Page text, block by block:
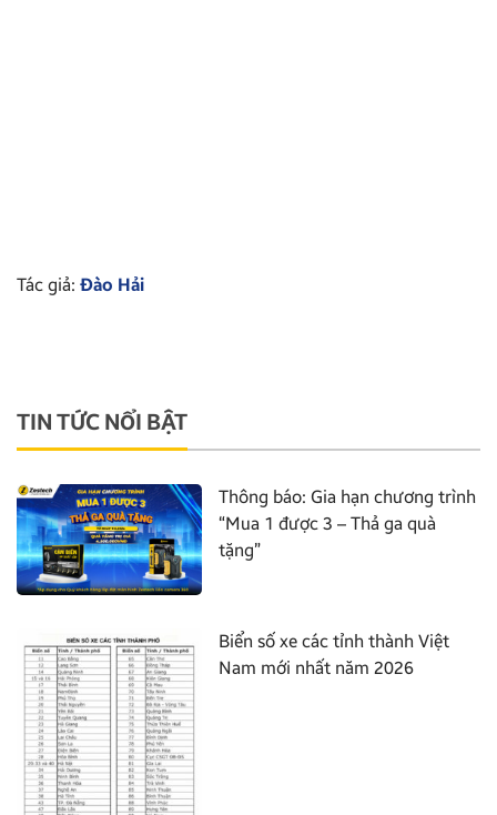
Tác giả: Đào Hải
TIN TỨC NỔI BẬT
Thông báo: Gia hạn chương trình
“Mua 1 được 3 – Thả ga quà
tặng”
Biển số xe các tỉnh thành Việt
Nam mới nhất năm 2026